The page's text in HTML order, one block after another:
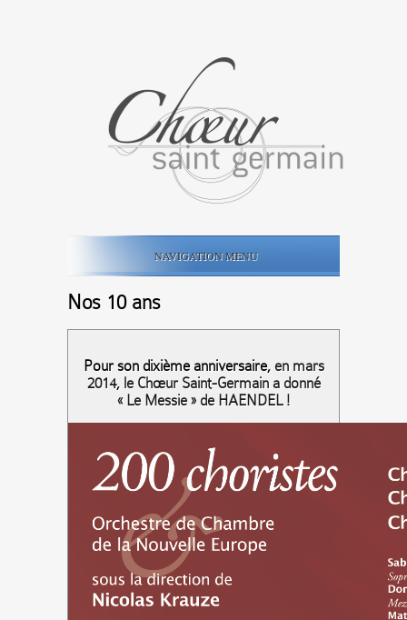
NAVIGATION MENU
Nos 10 ans
Pour son dixième anniversaire, en mars
2014, le Chœur Saint-Germain a donné
« Le Messie » de HAENDEL!